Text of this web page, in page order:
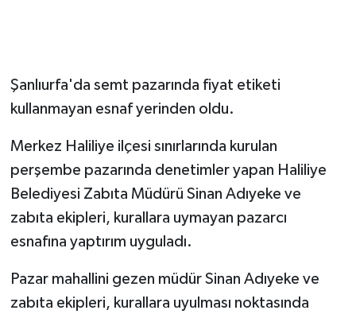
Şanlıurfa'da semt pazarında fiyat etiketi
kullanmayan esnaf yerinden oldu.
Merkez Haliliye ilçesi sınırlarında kurulan
perşembe pazarında denetimler yapan Haliliye
Belediyesi Zabıta Müdürü Sinan Adıyeke ve
zabıta ekipleri, kurallara uymayan pazarcı
esnafına yaptırım uyguladı.
Pazar mahallini gezen müdür Sinan Adıyeke ve
zabıta ekipleri, kurallara uyulması noktasında